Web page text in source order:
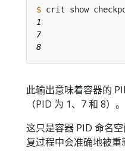
$ crit show
此输出意味着容器的
（PID 为 1、7 和 8）。
这只是容器 PID 命名
复过程中会准确地被